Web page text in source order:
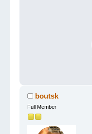
boutsk
Full Member